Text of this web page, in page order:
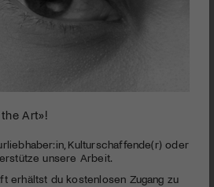
2014
gegenwartskritische Inszenierung
Art»!
Kulturschaffende(r) oder
unsere Arbeit.
erhältst du kostenlosen Zugang zu